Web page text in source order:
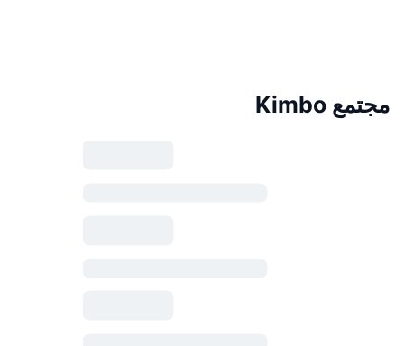
مجتمع Kimbo